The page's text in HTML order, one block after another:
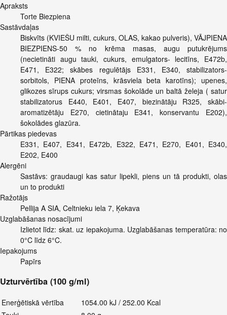
Apraksts
Torte Biezpiena
Sastāvdaļas
Biskvīts (KVIEŠU milti, cukurs, OLAS, kakao pulveris), VĀJPIENA
BIEZPIENS-50 % no krēma masas, augu putukrējums
(necietināti augu tauki, cukurs, emulgators- lecitīns, E472b,
E471, E322; skābes regulētājs E331, E340, stabilizators-
sorbitols, PIENA proteīns, krāsviela beta karotīns); upenes,
glikozes sīrups cukurs; virsmas šokolāde un baltā želeja ( satur
stabilizatorus E440, E401, E407, biezinātāju R325, skābi-
aromatizētāju E270, cietinātaju E341, konservantu E202),
šokolādes glazūra.
Pārtikas piedevas
E331, E407, E341, E472b, E322, E471, E270, E401, E340,
E202, E400
Alergēni
Sastāvs: graudaugi kas satur lipekli, piens un tā produkti, olas
un to produkti
Ražotājs
Pellija A SIA, Celtnieku iela 7, Ķekava
Uzglabāšanas nosacījumi
Izlietot līdz: skat. uz iepakojuma. Uzglabāšanas temperatūra: no
0°C līdz 6°C.
Iepakojums
Papīrs
Uzturvērtība (100 g/ml)
Enerģētiskā vērtība
1054.00 kJ / 252.00 Kcal